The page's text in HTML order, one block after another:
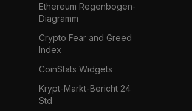
Ethereum Regenbogen-
Diagramm
Crypto Fear and Greed
Index
CoinStats Widgets
Krypt-Markt-Bericht 24
Std